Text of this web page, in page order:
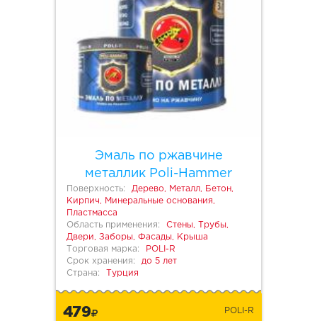
Эмаль по ржавчине
металлик Poli-Hammer
Поверхность:
Дерево, Металл, Бетон,
Кирпич, Минеральные основания,
Пластмасса
Область применения:
Стены, Трубы,
Двери, Заборы, Фасады, Крыша
Торговая марка:
POLI-R
Срок хранения:
до 5 лет
Страна:
Турция
479 POLI-R